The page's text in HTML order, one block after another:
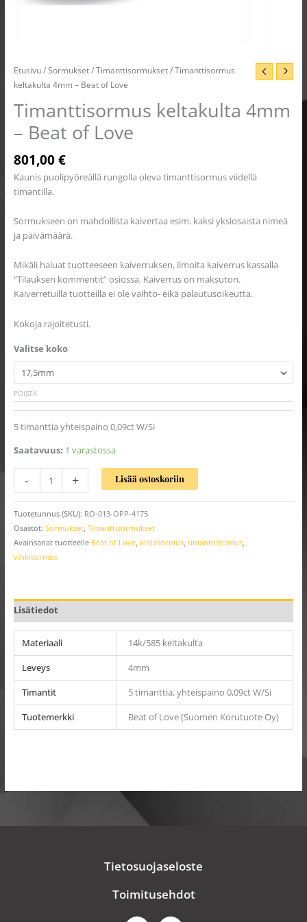
Etusivu/Sormukset/Timanttisormukset/ Timanttisormus
keltakulta 4mm – Beat of Love
Timanttisormus keltakulta 4mm
– Beat of Love
801,00€
Kaunis puolipyöreällä rungolla oleva timanttisormus viidellä
timantilla.
Sormukseen on mahdollista kaivertaa esim. kaksi yksiosaista nimeä
ja päivämäärä.
Mikäli haluat tuotteeseen kaiverruksen, ilmoita kaiverrus kassalla
”Tilauksen kommentit” osiossa. Kaiverrus on maksuton.
Kaiverretuilla tuotteilla ei ole vaihto- eikä palautusoikeutta.
Kokoja rajoitetusti.
Valitse koko
POISTA
5 timanttia yhteispaino 0,09ct W/Si
Saatavuus: 1 varastossa
- + Lisää ostoskoriin
Tuotetunnus (SKU): RO-013-OPP-4175
Osastot: Sormukset, Timanttisormukset
Avainsanat tuotteelle Beat of Love, kihlasormus, timanttisormus,
vihkisormus
Lisätiedot
Materiaali
14k/585 keltakulta
Leveys
4mm
Timantit
5 timanttia, yhteispaino 0,09ct W/Si
Tuotemerkki
Beat of Love (Suomen Korutuote Oy)
Tietosuojaseloste
Toimitusehdot